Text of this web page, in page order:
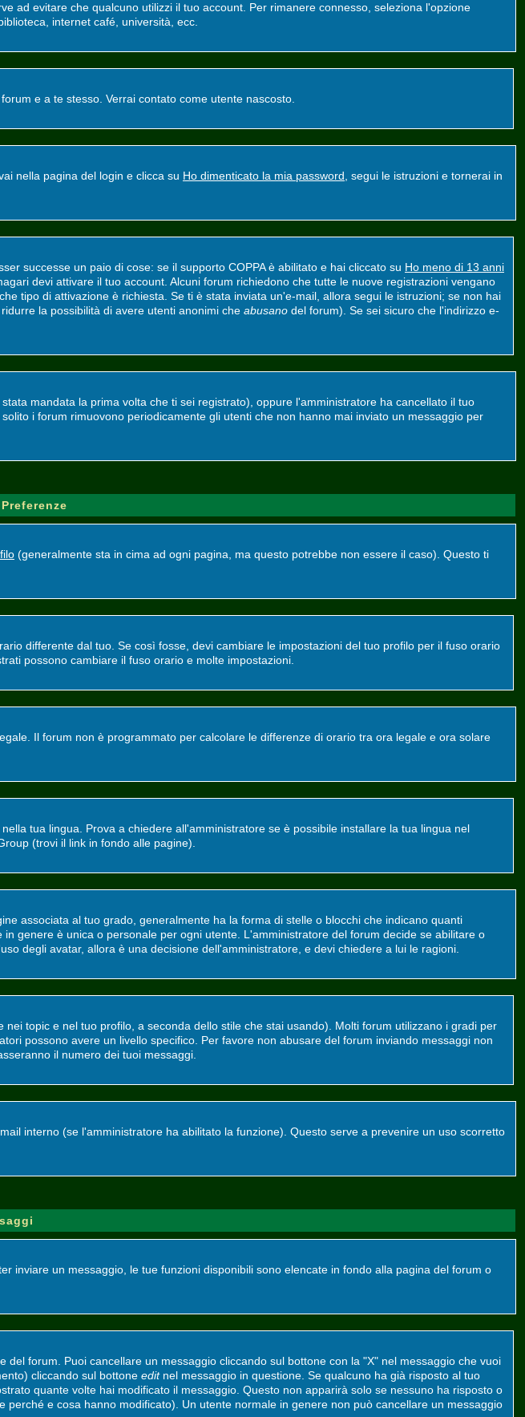
ad evitare che qualcuno utilizzi il tuo account. Per rimanere connesso, seleziona l'opzione
internet café, università, ecc.
e a te stesso. Verrai contato come utente nascosto.
nella pagina del login e clicca su Ho dimenticato la mia password , segui le istruzioni e tornerai in
successe un paio di cose: se il supporto COPPA è abilitato e hai cliccato su Ho meno di 13 anni
devi attivare il tuo account. Alcuni forum richiedono che tutte le nuove registrazioni vengano
tipo di attivazione è richiesta. Se ti è stata inviata un'e-mail, allora segui le istruzioni; se non hai
la possibilità di avere utenti anonimi che abusano del forum). Se sei sicuro che l'indirizzo e-
mandata la prima volta che ti sei registrato), oppure l'amministratore ha cancellato il tuo
i forum rimuovono periodicamente gli utenti che non hanno mai inviato un messaggio per
(generalmente sta in cima ad ogni pagina, ma questo potrebbe non essere il caso). Questo ti
differente dal tuo. Se così fosse, devi cambiare le impostazioni del tuo profilo per il fuso orario
possono cambiare il fuso orario e molte impostazioni.
Il forum non è programmato per calcolare le differenze di orario tra ora legale e ora solare
tua lingua. Prova a chiedere all'amministratore se è possibile installare la tua lingua nel
(trovi il link in fondo alle pagine).
associata al tuo grado, generalmente ha la forma di stelle o blocchi che indicano quanti
in genere è unica o personale per ogni utente. L'amministratore del forum decide se abilitare o
degli avatar, allora è una decisione dell'amministratore, e devi chiedere a lui le ragioni.
topic e nel tuo profilo, a seconda dello stile che stai usando). Molti forum utilizzano i gradi per
possono avere un livello specifico. Per favore non abusare del forum inviando messaggi non
il numero dei tuoi messaggi.
interno (se l'amministratore ha abilitato la funzione). Questo serve a prevenire un uso scorretto
inviare un messaggio, le tue funzioni disponibili sono elencate in fondo alla pagina del forum o
forum. Puoi cancellare un messaggio cliccando sul bottone con la "X" nel messaggio che vuoi
cliccando sul bottone editnel messaggio in questione. Se qualcuno ha già risposto al tuo
quante volte hai modificato il messaggio. Questo non apparirà solo se nessuno ha risposto o
e cosa hanno modificato). Un utente normale in genere non può cancellare un messaggio